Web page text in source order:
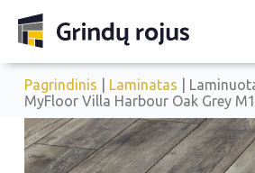
Pagrindinis Laminatas |
MyFloor Villa Harbour Oak Grey